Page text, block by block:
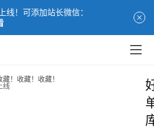
！可添加站长微信：
！收藏！收藏！
线